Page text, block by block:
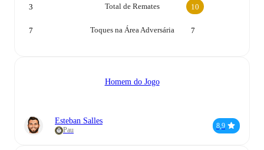
Total de Remates
3 10
Toques na Área Adversária
7 7
Homem do Jogo
Esteban Salles
Pau
8,9